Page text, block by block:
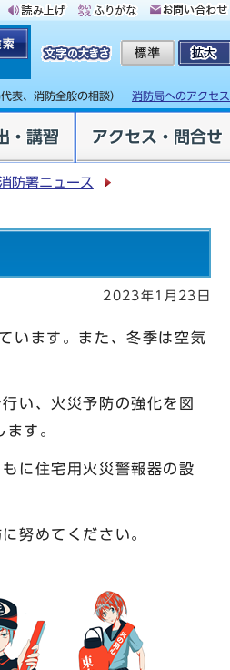
代表、消防全般の相談） 消防局へのアクセス
・講習 アクセス・問合せ
防署ニュース
2023年1月23日
います。また、冬季は空気
い、火災予防の強化を図
す。
に住宅用火災警報器の設
努めてください。